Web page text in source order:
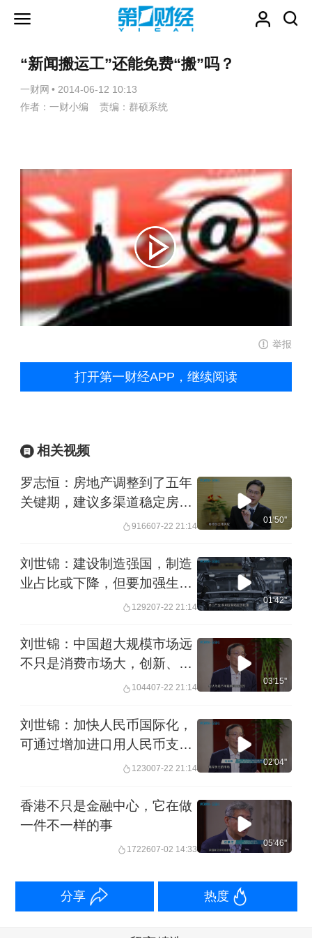
“新闻搬运工”还能免费“搬”吗？
一财网 • 2014-06-12 10:13
作者：一财小编 责编：群硕系统
举报
打开第一财经APP，继续阅读
相关视频
罗志恒：房地产调整到了五年
关键期，建议多渠道稳定房地
916607-22 21:14
01'50''
刘世锦：建设制造强国，制造
业占比或下降，但要加强生产
129207-22 21:14
01'42''
刘世锦：中国超大规模市场远
不只是消费市场大，创新、货
币、人才都获益于此104407-22 21:14
03'15''
刘世锦：加快人民币国际化，
可通过增加进口用人民币支付
来扩大离岸人民币规模
123007-22 21:14
02'04''
香港不只是金融中心，它在做
一件不一样的事
1722607-02 14:33
05'46''
分享 热度